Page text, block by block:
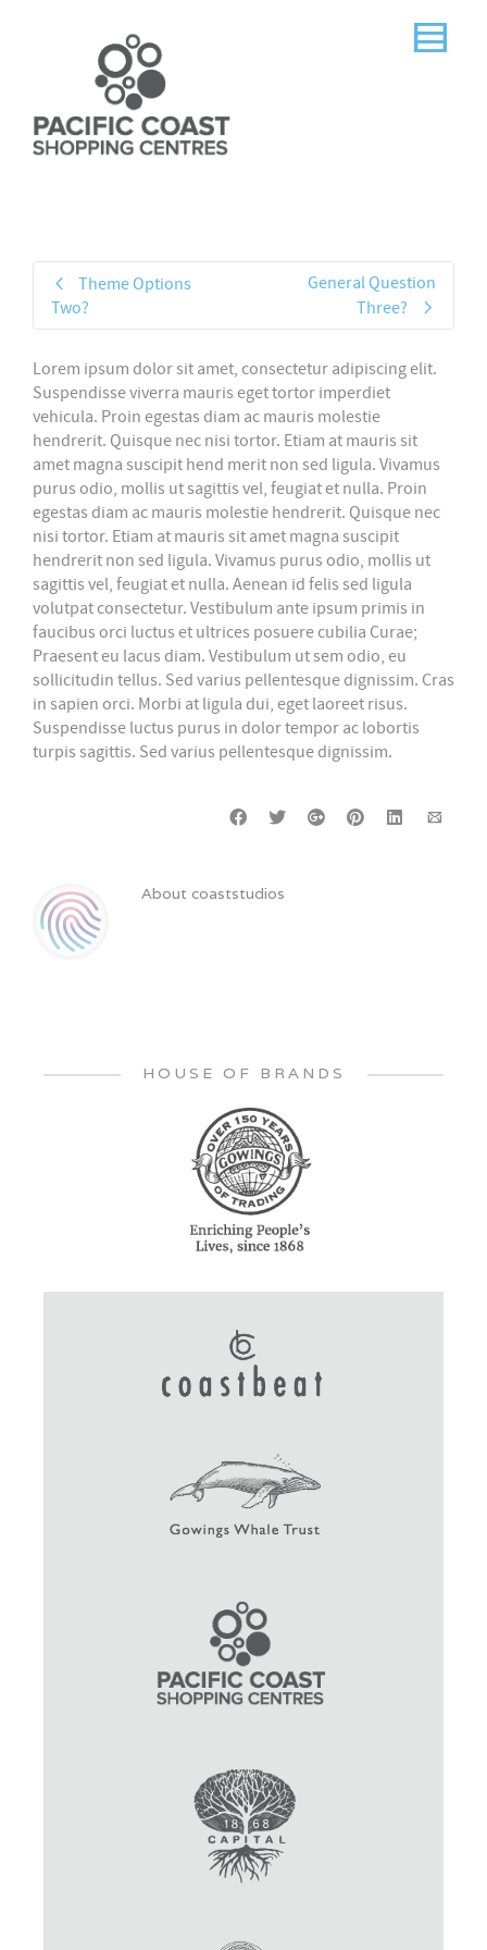
Theme Options
Two?
General Question
Three?
Lorem ipsum dolor sit amet, consectetur adipiscing elit.
Suspendisse viverra mauris eget tortor imperdiet
vehicula. Proin egestas diam ac mauris molestie
hendrerit. Quisque nec nisi tortor. Etiam at mauris sit
amet magna suscipit hend merit non sed ligula. Vivamus
purus odio, mollis ut sagittis vel, feugiat et nulla. Proin
egestas diam ac mauris molestie hendrerit. Quisque nec
nisi tortor. Etiam at mauris sit amet magna suscipit
hendrerit non sed ligula. Vivamus purus odio, mollis ut
sagittis vel, feugiat et nulla. Aenean id felis sed ligula
volutpat consectetur. Vestibulum ante ipsum primis in
faucibus orci luctus et ultrices posuere cubilia Curae;
Praesent eu lacus diam. Vestibulum ut sem odio, eu
sollicitudin tellus. Sed varius pellentesque dignissim. Cras
in sapien orci. Morbi at ligula dui, eget laoreet risus.
Suspendisse luctus purus in dolor tempor ac lobortis
turpis sagittis. Sed varius pellentesque dignissim.
About coaststudios
HOUSE OF BRANDS